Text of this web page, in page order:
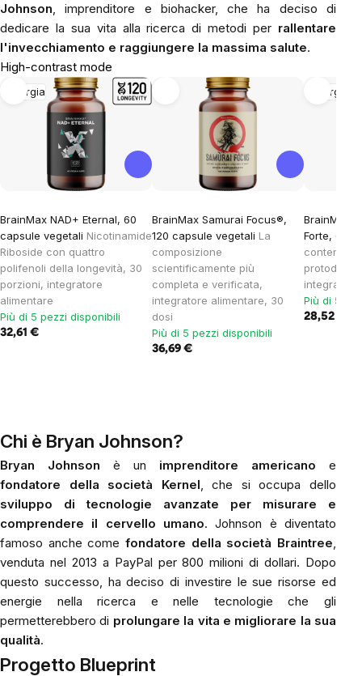
Johnson, imprenditore e biohacker, che ha deciso di
dedicare la sua vita alla ricerca di metodi per rallentare
l'invecchiamento e raggiungere la massima salute.
High-contrast mode
Energia
BrainMax NAD+ Eternal, 60
capsule vegetali Nicotinamide
Riboside con quattro
polifenoli della longevità, 30
porzioni, integratore
alimentare
Più di 5 pezzi disponibili
32,61 €
BrainMax Samurai Focus®,
120 capsule vegetali La
composizione
scientificamente più
completa e verificata,
integratore alimentare, 30
dosi
Più di 5 pezzi disponibili
36,69 €
Energia
BrainMax
Forte, 60
contenuto
Più di 5
28,52 €
Chi è Bryan Johnson?
Bryan Johnson è un imprenditore americano e
fondatore della società Kernel, che si occupa dello
sviluppo di tecnologie avanzate per misurare e
comprendere il cervello umano. Johnson è diventato
famoso anche come fondatore della società Braintree,
venduta nel 2013 a PayPal per 800 milioni di dollari. Dopo
questo successo, ha deciso di investire le sue risorse ed
energie nella ricerca e nelle tecnologie che gli
permetterebbero di prolungare la vita e migliorare la sua
qualità.
Progetto Blueprint